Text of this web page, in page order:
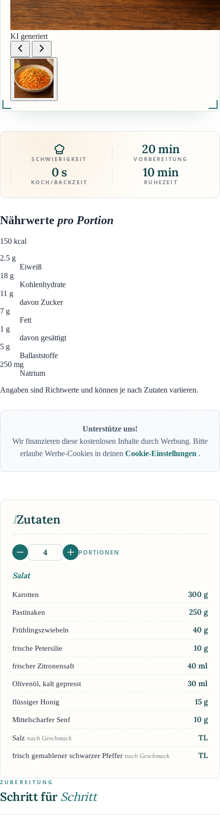
KI generiert
SCHWIERIGKEIT
20 min
VORBEREITUNG
0 s
KOCH/BACKZEIT
10 min
RUHEZEIT
Nährwerte pro Portion
150 kcal
2.5 g
Eiweiß
18 g
Kohlenhydrate
11 g
davon Zucker
7 g
Fett
1 g
davon gesättigt
5 g
Ballaststoffe
250 mg
Natrium
Angaben sind Richtwerte und können je nach Zutaten variieren.
Unterstütze uns!
Wir finanzieren diese kostenlosen Inhalte durch Werbung. Bitte
erlaube Werbe-Cookies in deinen Cookie-Einstellungen .
IZutaten
PORTIONEN
Salat
Karotten 300 g
Pastinaken 250 g
Frühlingszwiebeln 40 g
frische Petersilie 10 g
frischer Zitronensaft 40 ml
Olivenöl, kalt gepresst 30 ml
flüssiger Honig 15 g
Mittelscharfer Senf 10 g
Salz nach Geschmack TL
frisch gemahlener schwarzer Pfeffer nach Geschmack TL
ZUBEREITUNG
Schritt für Schritt